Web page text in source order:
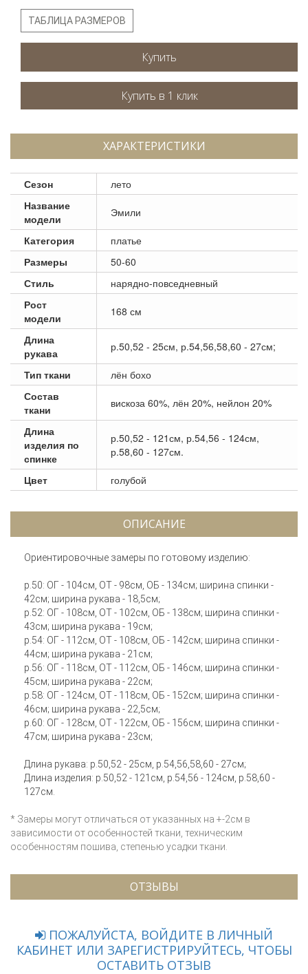
ТАБЛИЦА РАЗМЕРОВ
Купить
ХАРАКТЕРИСТИКИ
Сезон
лето
Название
модели
Эмили
Категория
платье
Размеры
50-60
Стиль
нарядно-повседневный
Рост
модели
168 см
Длина
рукава
р.50,52 - 25см, р.54,56,58,60 - 27см;
Тип ткани
лён бохо
Состав
ткани
вискоза 60%, лён 20%, нейлон 20%
Длина
изделия по
спинке
р.50,52 - 121см, р.54,56 - 124см,
р.58,60 - 127см.
Цвет голубой
ОПИСАНИЕ
Ориентировочные замеры по готовому изделию:
р.50: ОГ - 104см, ОТ - 98см, ОБ - 134см; ширина спинки -
42см; ширина рукава - 18,5см;
р.52: ОГ - 108см, ОТ - 102см, ОБ - 138см; ширина спинки -
43см; ширина рукава - 19см;
р.54: ОГ - 112см, ОТ - 108см, ОБ - 142см; ширина спинки -
44см; ширина рукава - 21см;
р.56: ОГ - 118см, ОТ - 112см, ОБ - 146см; ширина спинки -
45см; ширина рукава - 22см;
р.58: ОГ - 124см, ОТ - 118см, ОБ - 152см; ширина спинки -
46см; ширина рукава - 22,5см;
р.60: ОГ - 128см, ОТ - 122см, ОБ - 156см; ширина спинки -
47см; ширина рукава - 23см;
Длина рукава: р.50,52 - 25см, р.54,56,58,60 - 27см;
Длина изделия: р.50,52 - 121см, р.54,56 - 124см, р.58,60 -
127см.
* Замеры могут отличаться от указанных на +-2см в
зависимости от особенностей ткани, техническим
особенностям пошива, степенью усадки ткани.
ОТЗЫВЫ
ПОЖАЛУЙСТА, ВОЙДИТЕ В ЛИЧНЫЙ
КАБИНЕТ ИЛИ ЗАРЕГИСТРИРУЙТЕСЬ, ЧТОБЫ
ОСТАВИТЬ ОТЗЫВ